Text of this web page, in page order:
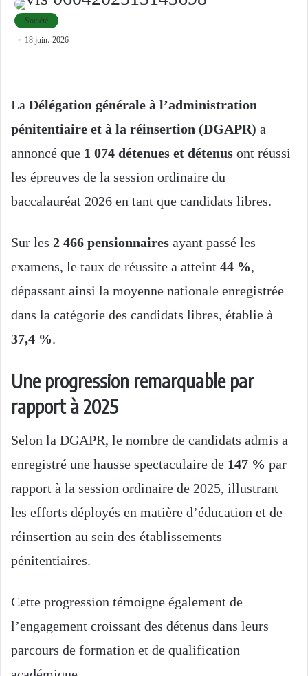
Société
18 juin، 2026
La Délégation générale à l’administration
pénitentiaire et à la réinsertion (DGAPR) a
annoncé que 1 074 détenues et détenus ont réussi
les épreuves de la session ordinaire du
baccalauréat 2026 en tant que candidats libres.
Sur les 2 466 pensionnaires ayant passé les
examens, le taux de réussite a atteint 44 %,
dépassant ainsi la moyenne nationale enregistrée
dans la catégorie des candidats libres, établie à
37,4 %.
Une progression remarquable par
rapport à 2025
Selon la DGAPR, le nombre de candidats admis a
enregistré une hausse spectaculaire de 147 % par
rapport à la session ordinaire de 2025, illustrant
les efforts déployés en matière d’éducation et de
réinsertion au sein des établissements
pénitentiaires.
Cette progression témoigne également de
l’engagement croissant des détenus dans leurs
parcours de formation et de qualification